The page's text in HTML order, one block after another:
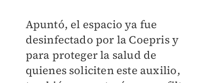
Apuntó, el espacio ya fue
desinfectado por la Coepris y
para proteger la salud de
quienes soliciten este auxilio,